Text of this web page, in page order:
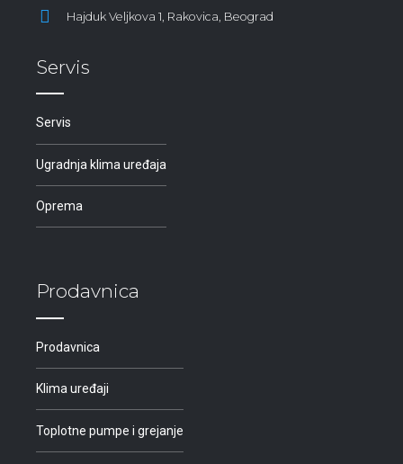
Hajduk Veljkova 1, Rakovica, Beograd
Servis
Servis
Ugradnja klima uređaja
Oprema
Prodavnica
Prodavnica
Klima uređaji
Toplotne pumpe i grejanje